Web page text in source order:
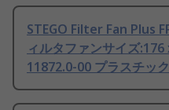
STEGO Filter Fan Plus
ィルタファンサイズ
11872.0-00 プラスチッ